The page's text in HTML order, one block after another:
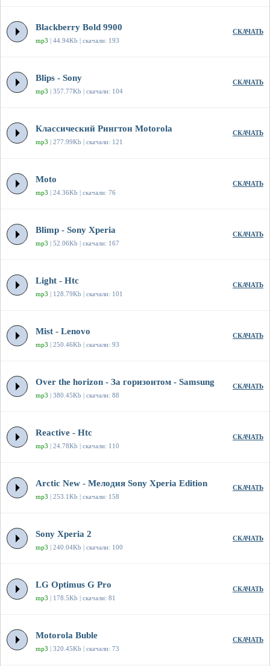
Blackberry Bold 9900
mp3 | 44.94Kb | скачали: 193
СКАЧАТЬ
Blips - Sony
mp3 | 357.77Kb | скачали: 104
СКАЧАТЬ
Классический Рингтон Motorola
mp3 | 277.99Kb | скачали: 121
СКАЧАТЬ
Moto
mp3 | 24.36Kb | скачали: 76
СКАЧАТЬ
Blimp - Sony Xperia
mp3 | 52.06Kb | скачали: 167
СКАЧАТЬ
Light - Htc
mp3 | 128.79Kb | скачали: 101
СКАЧАТЬ
Mist - Lenovo
mp3 | 250.46Kb | скачали: 93
СКАЧАТЬ
Over the horizon - За горизонтом - Samsung
mp3 | 380.45Kb | скачали: 88
СКАЧАТЬ
Reactive - Htc
mp3 | 24.78Kb | скачали: 110
СКАЧАТЬ
Arctic New - Мелодия Sony Xperia Edition
mp3 | 253.1Kb | скачали: 158
СКАЧАТЬ
Sony Xperia 2
mp3 | 240.04Kb | скачали: 100
СКАЧАТЬ
LG Optimus G Pro
mp3 | 178.5Kb | скачали: 81
СКАЧАТЬ
Motorola Buble
mp3 | 320.45Kb | скачали: 73
СКАЧАТЬ